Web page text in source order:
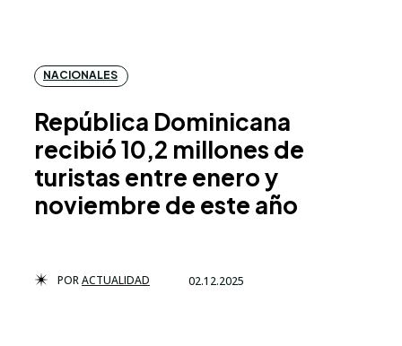
NACIONALES
República Dominicana
recibió 10,2 millones de
turistas entre enero y
noviembre de este año
PORACTUALIDAD 02.12.2025